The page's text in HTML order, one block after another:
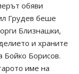
обяви
Грудев беше
Близнашки,
и храните
Бойко Борисов.
име на